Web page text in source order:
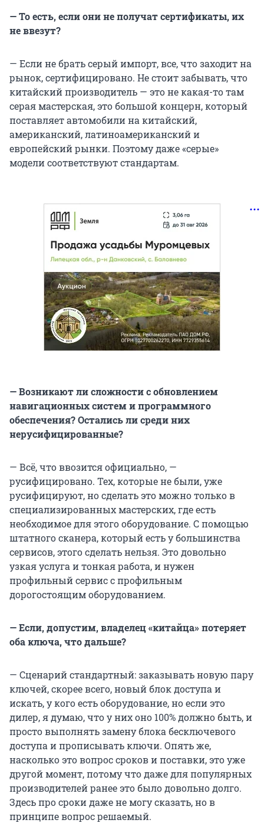
— То есть, если они не получат сертификаты, их
не ввезут?
— Если не брать серый импорт, все, что заходит на
рынок, сертифицировано. Не стоит забывать, что
китайский производитель — это не какая-то там
серая мастерская, это большой концерн, который
поставляет автомобили на китайский,
американский, латиноамериканский и
европейский рынки. Поэтому даже «серые»
модели соответствуют стандартам.
— Возникают ли сложности с обновлением
навигационных систем и программного
обеспечения? Остались ли среди них
нерусифицированные?
— Всё, что ввозится официально, —
русифицировано. Тех, которые не были, уже
русифицируют, но сделать это можно только в
специализированных мастерских, где есть
необходимое для этого оборудование. С помощью
штатного сканера, который есть у большинства
сервисов, этого сделать нельзя. Это довольно
узкая услуга и тонкая работа, и нужен
профильный сервис с профильным
дорогостоящим оборудованием.
— Если, допустим, владелец «китайца» потеряет
оба ключа, что дальше?
— Сценарий стандартный: заказывать новую пару
ключей, скорее всего, новый блок доступа и
искать, у кого есть оборудование, но если это
дилер, я думаю, что у них оно 100% должно быть, и
просто выполнять замену блока бесключевого
доступа и прописывать ключи. Опять же,
насколько это вопрос сроков и поставки, это уже
другой момент, потому что даже для популярных
производителей ранее это было довольно долго.
Здесь про сроки даже не могу сказать, но в
принципе вопрос решаемый.